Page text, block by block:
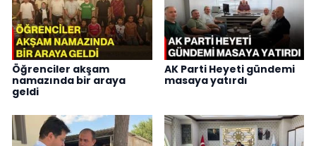
Öğrenciler akşam
namazında bir araya
geldi
AK Parti Heyeti gündemi
masaya yatırdı